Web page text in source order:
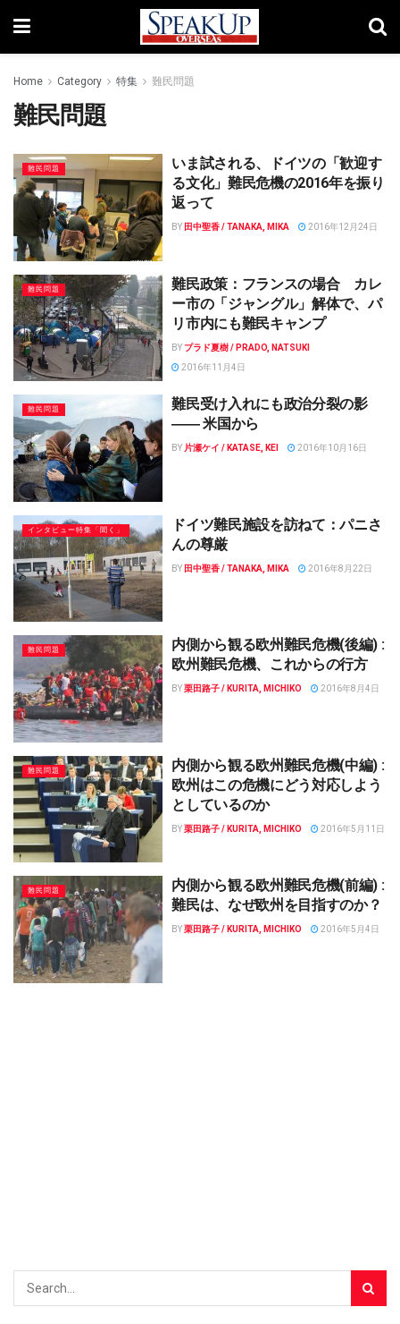
Home Category 特集 難民問題
難民問題
難民問題
いま試される、ドイツの「歓迎す
る文化」難民危機の2016年を振り
返って
BY 田中聖香 / TANAKA, MIKA 2016年12月24日
難民問題
難民政策：フランスの場合 カレ
ー市の「ジャングル」解体で、パ
リ市内にも難民キャンプ
BY プラド夏樹 / PRADO, NATSUKI
2016年11月4日
難民問題
難民受け入れにも政治分裂の影
―― 米国から
BY 片瀬ケイ / KATASE, KEI 2016年10月16日
インタビュー特集「聞く」
ドイツ難民施設を訪ねて：パニさ
んの尊厳
BY 田中聖香 / TANAKA, MIKA 2016年8月22日
難民問題
内側から観る欧州難民危機(後編) :
欧州難民危機、これからの行方
BY栗田路子 / KURITA, MICHIKO 2016年8月4日
難民問題
内側から観る欧州難民危機(中編) :
欧州はこの危機にどう対応しよう
としているのか
BY栗田路子 / KURITA, MICHIKO 2016年5月11日
難民問題
内側から観る欧州難民危機(前編) :
難民は、なぜ欧州を目指すのか？
BY栗田路子 / KURITA, MICHIKO 2016年5月4日